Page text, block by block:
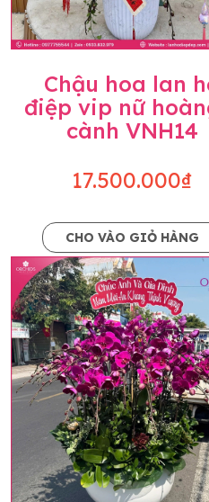
điệp đẹp và hoàn chỉnh
thực tế và trên hình. Cây
thay đổi về độ dầy hoa,
Orchids cam kết sản
kiểu chậu cũng như phụ
giữ nguyên mức giá không
Chậu hoa lan
điệp vip nữ
cành VNH14
17.500.000₫
CHO VÀO GIỎ HÀNG